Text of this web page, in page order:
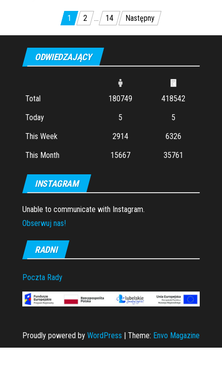
Nawigacja po wpisach
1 2 … 14 Następny
ODWIEDZAJĄCY
Total 180749
418542
Today
5
5
This Week
2914
6326
This Month
15667 35761
INSTAGRAM
Unable to communicate with Instagram.
Obserwuj nas!
RADNI
Poczta Rady
Proudly powered by WordPress | Theme: Envo Magazine